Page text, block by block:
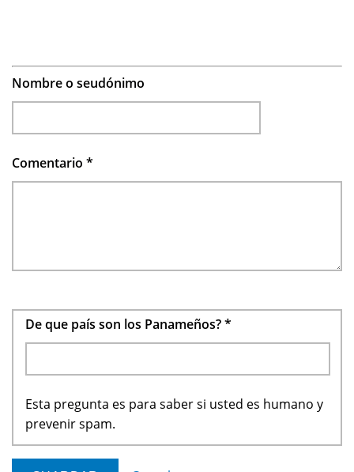
Nombre o seudónimo
Comentario *
De que país son los Panameños?*
Esta pregunta es para saber si usted es humano y
prevenir spam.